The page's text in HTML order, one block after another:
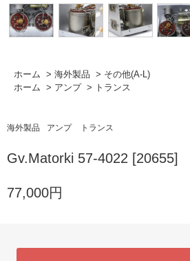
ホーム > 海外製品 > その他(A-L)
ホーム > アンプ > トランス
海外製品 アンプ トランス
Gv.Matorki 57-4022 [20655]
77,000円